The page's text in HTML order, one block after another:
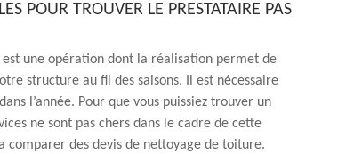
POUR TROUVER LE PRESTATAIRE PAS
une opération dont la réalisation permet de
structure au fil des saisons. Il est nécessaire
l’année. Pour que vous puissiez trouver un
ne sont pas chers dans le cadre de cette
comparer des devis de nettoyage de toiture.